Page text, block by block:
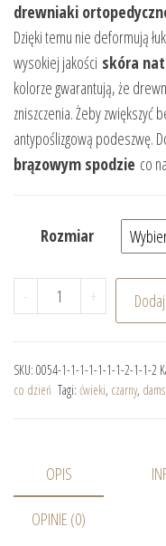
drewniaki
Dzięki temu nie deformują
wysokiej jakości skóra
kolorze gwarantują, że
zniszczenia. Żeby
antypoślizgową podeszwę.
brązowym spodzie co
Rozmiar
- ilość TRIS
+
SKU: 0054-1-1-1-1-1-1-1-2-1-1-2
co dzień Tagi: ćwieki, czarny,
OPIS
OPINIE (0)